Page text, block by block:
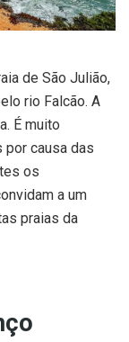
de São Julião,
rio Falcão. A
É muito
causa das
os
a um
praias da